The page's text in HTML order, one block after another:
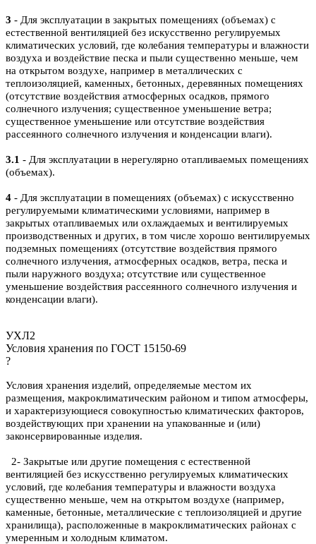
3 - Для эксплуатации в закрытых помещениях (объемах) с
естественной вентиляцией без искусственно регулируемых
климатических условий, где колебания температуры и влажности
воздуха и воздействие песка и пыли существенно меньше, чем
на открытом воздухе, например в металлических с
теплоизоляцией, каменных, бетонных, деревянных помещениях
(отсутствие воздействия атмосферных осадков, прямого
солнечного излучения; существенное уменьшение ветра;
существенное уменьшение или отсутствие воздействия
рассеянного солнечного излучения и конденсации влаги).
3.1 - Для эксплуатации в нерегулярно отапливаемых помещениях
(объемах).
4 - Для эксплуатации в помещениях (объемах) с искусственно
регулируемыми климатическими условиями, например в
закрытых отапливаемых или охлаждаемых и вентилируемых
производственных и других, в том числе хорошо вентилируемых
подземных помещениях (отсутствие воздействия прямого
солнечного излучения, атмосферных осадков, ветра, песка и
пыли наружного воздуха; отсутствие или существенное
уменьшение воздействия рассеянного солнечного излучения и
конденсации влаги).
УХЛ2
Условия хранения по ГОСТ 15150-69
?
Условия хранения изделий, определяемые местом их
размещения, макроклиматическим районом и типом атмосферы,
и характеризующиеся совокупностью климатических факторов,
воздействующих при хранении на упакованные и (или)
законсервированные изделия.
2- Закрытые или другие помещения с естественной
вентиляцией без искусственно регулируемых климатических
условий, где колебания температуры и влажности воздуха
существенно меньше, чем на открытом воздухе (например,
каменные, бетонные, металлические с теплоизоляцией и другие
хранилища), расположенные в макроклиматических районах с
умеренным и холодным климатом.